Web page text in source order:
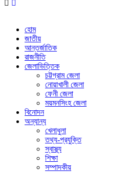
হোম
জাতীয়
আন্তর্জাতিক
রাজনীতি
জেলাভিত্তিক
চট্টগ্রাম জেলা
নোয়াখালী জেলা
ফেনী জেলা
ময়মনসিংহ জেলা
বিনোদন
অন্যান্য
খেলাধুলা
তথ্য-প্রযুক্তি
স্বাস্থ্য
শিক্ষা
সম্পাদকীয়